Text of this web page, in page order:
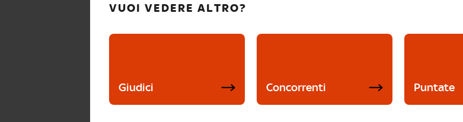
VUOI VEDERE ALTRO?
Giudici Concorrenti Puntate